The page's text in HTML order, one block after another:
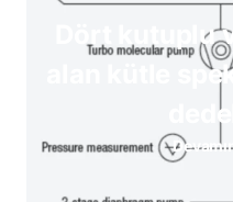
Dört kutuplu
alan kütle